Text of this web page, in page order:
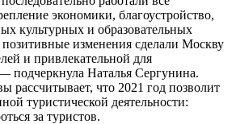
экономики, благоустройство,
культурных и образовательных
изменения сделали Москву
и привлекательной для
подчеркнула Наталья Сергунина.
рассчитывает, что 2021 год позволит
туристической деятельности:
за туристов.